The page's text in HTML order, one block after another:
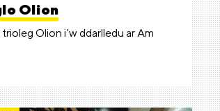
Olion
Olion i'w ddarlledu ar Am